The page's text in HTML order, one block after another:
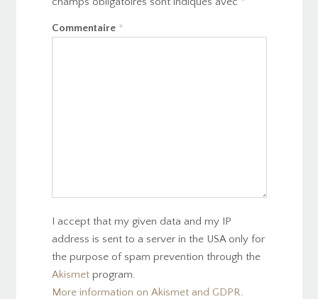
Commentaire *
I accept that my given data and my IP
address is sent to a server in the USA only for
the purpose of spam prevention through the
Akismetprogram.
More information on Akismet and GDPR.